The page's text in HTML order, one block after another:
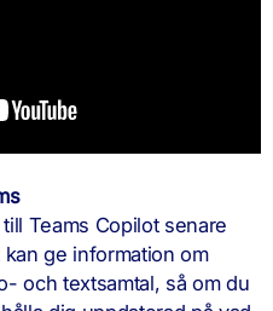
Teams Copilot senare
ge information om
och textsamtal, så om du